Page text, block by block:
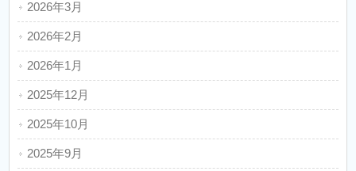
2026年3月
2026年2月
2026年1月
2025年12月
2025年10月
2025年9月